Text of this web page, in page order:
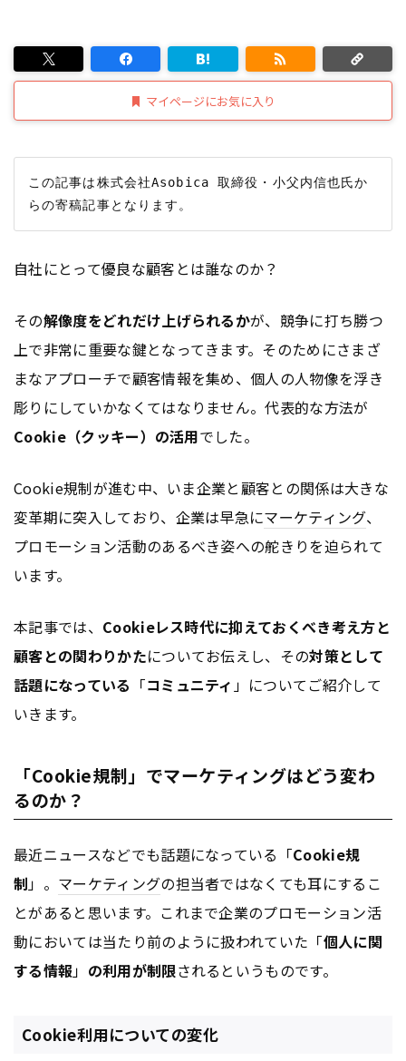
マイページにお気に入り
この記事は株式会社Asobica 取締役・小父内信也氏か
自社にとって優良な顧客とは誰なのか？
その解像度をどれだけ上げられるかが、競争に打ち勝つ
上で非常に重要な鍵となってきます。そのためにさまざ
まなアプローチで顧客情報を集め、個人の人物像を浮き
彫りにしていかなくてはなりません。代表的な方法が
Cookie（クッキー）の活用でした。
Cookie規制が進む中、いま企業と顧客との関係は大きな
変革期に突入しており、企業は早急にマーケティング、
プロモーション活動のあるべき姿への舵きりを迫られて
います。
本記事では、 Cookieレス時代に抑えておくべき考え方と
顧客との関わりかたについてお伝えし、その対策として
話題になっている 「コミュニティ 」についてご紹介して
いきます。
「Cookie規制」でマーケティングはどう変わ
るのか？
最近ニュースなどでも話題になっている「Cookie規
制」。 マーケティングの担当者ではなくても耳にするこ
とがあると思います。これまで企業のプロモーション活
動においては当たり前のように扱われていた「個人に関
する情報」 の利用が制限されるというものです。
Cookie利用についての変化